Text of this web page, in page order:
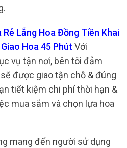
Rẻ Lẵng Hoa Đồng Tiền Khai
Hoa 45 Phút Với
vụ tận nơi, bên tôi đảm
được giao tận chỗ & đúng
tiết kiệm chi phí thời hạn &
mua sắm và chọn lựa hoa
mang đến người sử dụng